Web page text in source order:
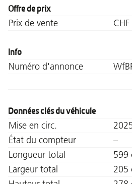
Offre de prix
Prix de vente
Info
Numéro d'annonce
Données clés du véhicule
Mise en circ.
État du compteur
–
Longueur total
599
Largeur total
205